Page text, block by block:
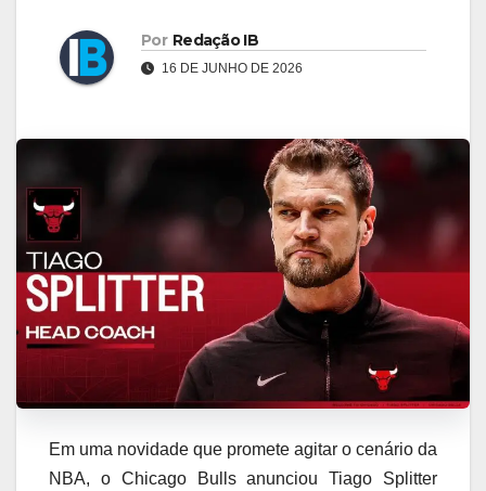
Por Redação IB
16 DE JUNHO DE 2026
Em uma novidade que promete agitar o cenário da
NBA, o Chicago Bulls anunciou Tiago Splitter